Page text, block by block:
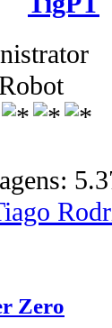
Zero